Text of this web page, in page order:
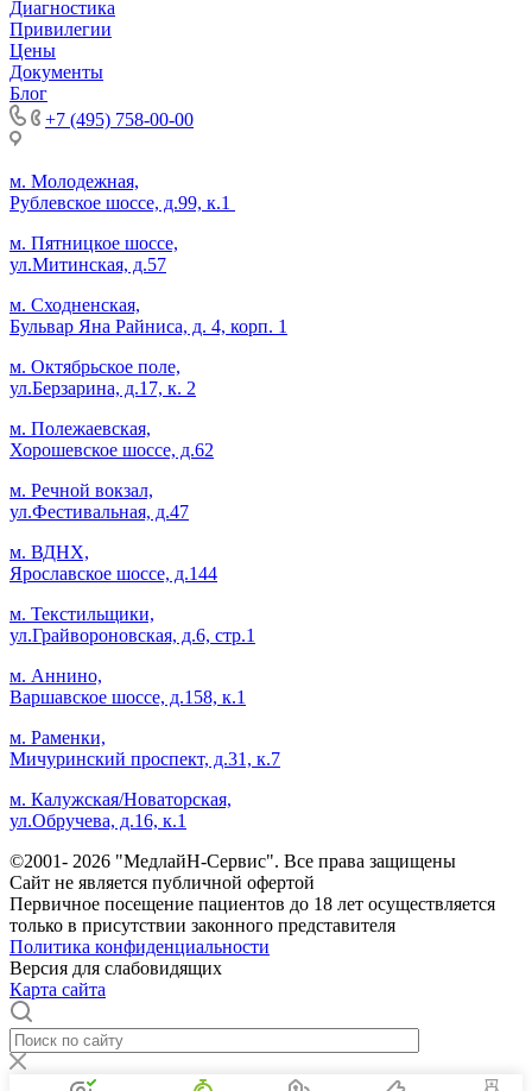
Диагностика
Привилегии
Цены
Документы
Блог
+7 (495) 758-00-00
м. Молодежная,
Рублевское шоссе, д.99, к.1
м. Пятницкое шоссе,
ул.Митинская, д.57
м. Сходненская,
Бульвар Яна Райниса, д. 4, корп. 1
м. Октябрьское поле,
ул.Берзарина, д.17, к. 2
м. Полежаевская,
Хорошевское шоссе, д.62
м. Речной вокзал,
ул.Фестивальная, д.47
м. ВДНХ,
Ярославское шоссе, д.144
м. Текстильщики,
ул.Грайвороновская, д.6, стр.1
м. Аннино,
Варшавское шоссе, д.158, к.1
м. Раменки,
Мичуринский проспект, д.31, к.7
м. Калужская/Новаторская,
ул.Обручева, д.16, к.1
©2001- 2026 "МедлайН-Сервис". Все права защищены
Сайт не является публичной офертой
Первичное посещение пациентов до 18 лет осуществляется
только в присутствии законного представителя
Политика конфиденциальности
Версия для слабовидящих
Карта сайта